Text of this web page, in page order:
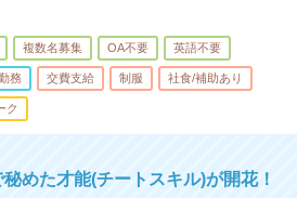
複数名募集 OA不要 英語不要
務 交費支給 制服 社食/補助あり
ク
めた才能(チートスキル)が開花！